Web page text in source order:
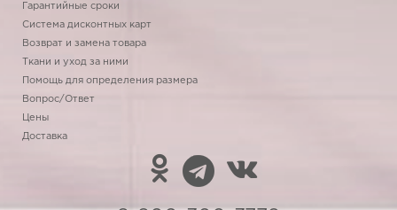
Гарантийные сроки
Система дисконтных карт
Возврат и замена товара
Ткани и уход за ними
Помощь для определения размера
Вопрос/Ответ
Цены
Доставка